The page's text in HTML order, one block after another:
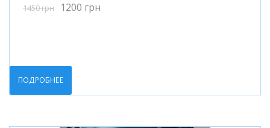
1450грн 1200 грн
ПОДРОБНЕЕ